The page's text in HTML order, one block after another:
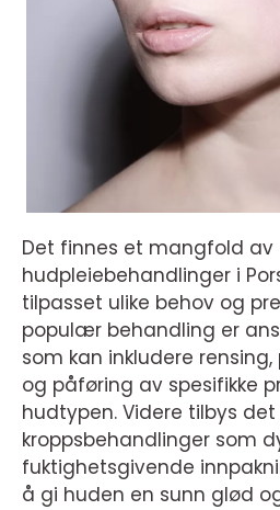
Det finnes et mangfold av
hudpleiebehandlinger i
tilpasset ulike behov og
populær behandling er
som kan inkludere
og påføring av spesifikke
hudtypen. Videre tilbys
kroppsbehandlinger som
fuktighetsgivende
å gi huden en sunn glød